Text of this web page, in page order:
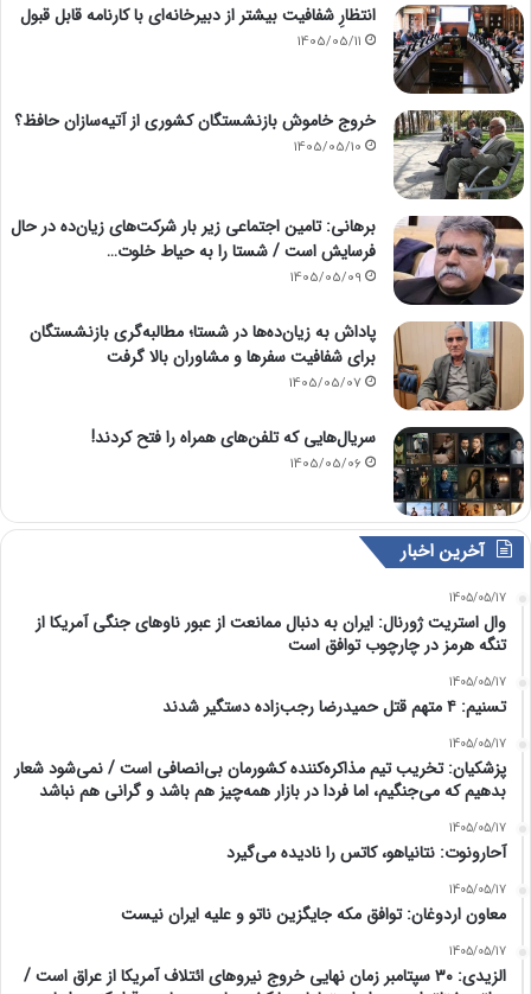
انتظارِ شفافیت بیشتر از دبیرخانه‌ای با کارنامه قابل قبول
1405/05/11
خروج خاموش بازنشستگان کشوری از آتیه‌سازان حافظ؟
1405/05/10
برهانی: تامین اجتماعی زیر بار شرکت‌های زیان‌ده در حال
فرسایش است / شستا را به حیاط خلوت…
1405/05/09
پاداش به زیان‌ده‌ها در شستا؛ مطالبه‌گری بازنشستگان
برای شفافیت سفرها و مشاوران بالا گرفت
1405/05/07
سریال‌هایی که تلفن‌های همراه را فتح کردند!
1405/05/06
آخرین اخبار
1405/05/17
وال استریت ژورنال: ایران به دنبال ممانعت از عبور ناوهای جنگی آمریکا از
تنگه هرمز در چارچوب توافق است
1405/05/17
تسنیم: ۴ متهم قتل حمیدرضا رجب‌زاده دستگیر شدند
1405/05/17
پزشکیان: تخریب تیم مذاکره‌کننده کشورمان بی‌انصافی است / نمی‌شود شعار
بدهیم که می‌جنگیم، اما فردا در بازار همه‌چیز هم باشد و گرانی هم نباشد
1405/05/17
آحارونوت: نتانیاهو، کاتس را نادیده می‌گیرد
1405/05/17
معاون اردوغان: توافق مکه جایگزین ناتو و علیه ایران نیست
1405/05/17
الزیدی: ۳۰ سپتامبر زمان نهایی خروج نیروهای ائتلاف آمریکا از عراق است /